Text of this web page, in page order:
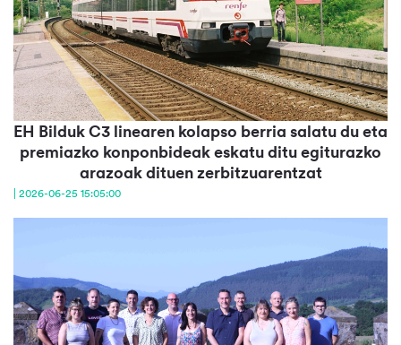
EH Bilduk C3 linearen kolapso berria salatu du eta
premiazko konponbideak eskatu ditu egiturazko
arazoak dituen zerbitzuarentzat
| 2026-06-25 15:05:00